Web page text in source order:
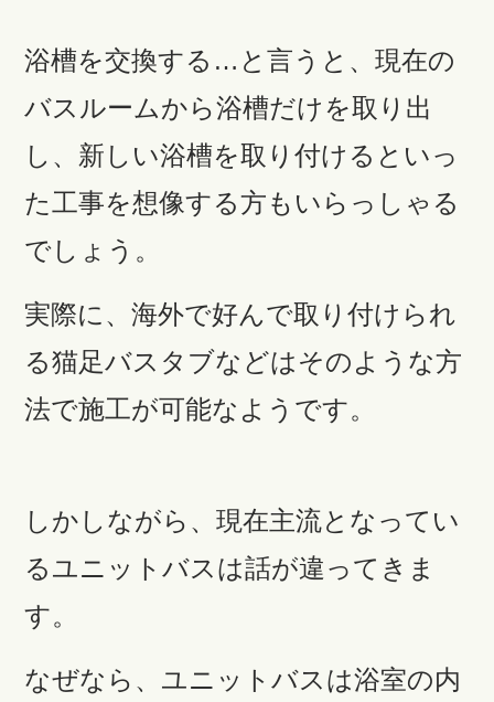
浴槽を交換する…と言うと、現在の
バスルームから浴槽だけを取り出
し、新しい浴槽を取り付けるといっ
た工事を想像する方もいらっしゃる
でしょう。
実際に、海外で好んで取り付けられ
る猫足バスタブなどはそのような方
法で施工が可能なようです。
しかしながら、現在主流となってい
るユニットバスは話が違ってきま
す。
なぜなら、ユニットバスは浴室の内